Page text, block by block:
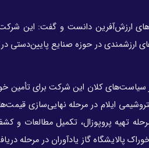
ارزش‌آفرین دانست و گفت: این
ارزشمندی در حوزه صنایع پایین‌دستی
کلان این شرکت برای تأمین
هدف تأمین خوراک پتروشیمی ایلام در مرحله نهایی‌سازی
تهیه پروپوزال، تکمیل مطالعات و
پالایشگاه گاز یادآوران در مرحله